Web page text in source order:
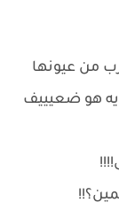
من عيونها
هو ضعيييف